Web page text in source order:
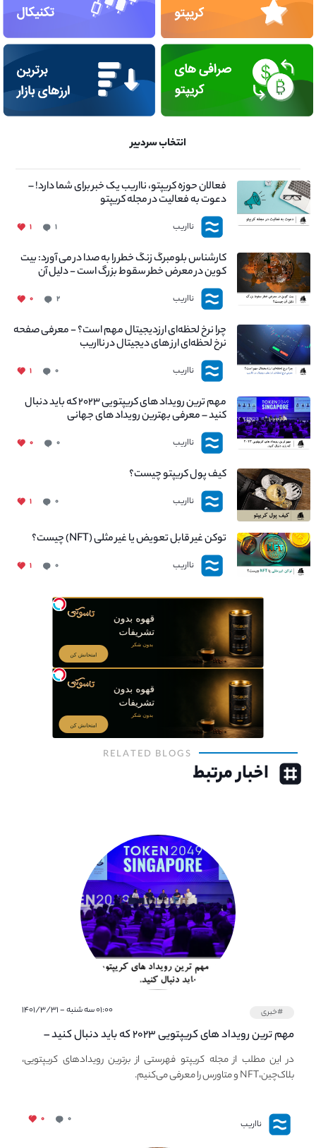
انتخاب سردبیر
فعالان حوزه کریپتو، نااریب یک خبر برای شما دارد! –
دعوت به فعالیت در مجله کریپتو
نااریب ۱ ۱
کارشناس بلومبرگ زنگ خطر را به صدا در می آورد: بیت
کوین در معرض خطر سقوط بزرگ است - دلیل آن
چیست؟
نااریب ۲ ۰
چرا نرخ لحظه‌ای ارزدیجیتال مهم است؟ - معرفی صفحه
نرخ لحظه‌ای ارز های دیجیتال در نااریب
نااریب ۰ ۱
مهم ترین رویداد های کریپتویی ۲۰۲۳ که باید دنبال
کنید – معرفی بهترین رویداد های جهانی
نااریب ۰ ۰
کیف پول کریپتو چیست؟
نااریب ۰ ۱
توکن غیر قابل تعویض یا غیر مثلی (NFT) چیست؟
نااریب ۰ ۱
RELATED BLOGS
اخبار مرتبط
#خبری ۰۱:۰۰ سه شنبه - ۱۴۰۱/۳/۳۱
مهم ترین رویداد های کریپتویی ۲۰۲۳ که باید دنبال کنید –
معرفی بهترین رویداد های جهانی
در این مطلب از مجله کریپتو فهرستی از برترین رویدادهای کریپتویی،
بلاک‌چین،NFT و متاورس را معرفی می‌کنیم.
نااریب ۰ ۰